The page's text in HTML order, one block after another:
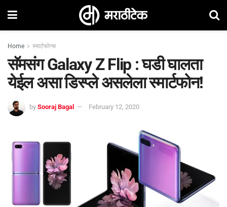
Home स्मार्टफोन्स
सॅमसंग Galaxy Z Flip : घडी घालता
येईल असा डिस्प्ले असलेला स्मार्टफोन!
by Sooraj Bagal February 12, 2020